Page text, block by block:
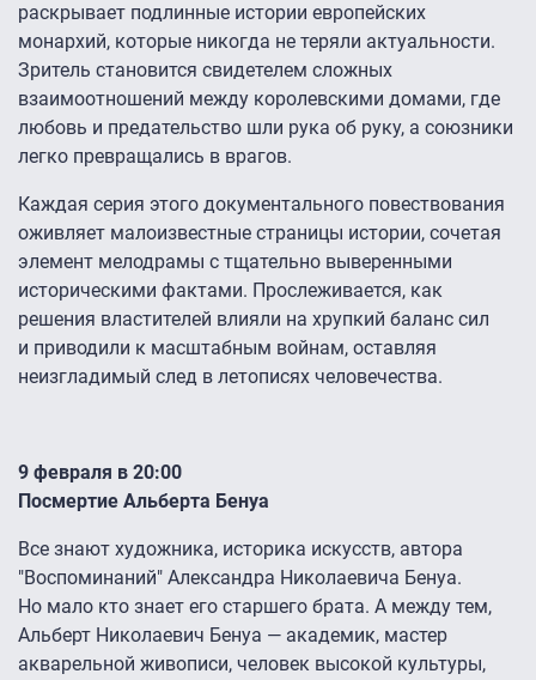
раскрывает подлинные истории европейских
монархий, которые никогда не теряли актуальности.
Зритель становится свидетелем сложных
взаимоотношений между королевскими домами, где
любовь и предательство шли рука об руку, а союзники
легко превращались в врагов.
Каждая серия этого документального повествования
оживляет малоизвестные страницы истории, сочетая
элемент мелодрамы с тщательно выверенными
историческими фактами. Прослеживается, как
решения властителей влияли на хрупкий баланс сил
и приводили к масштабным войнам, оставляя
неизгладимый след в летописях человечества.
9 февраля в 20:00
Посмертие Альберта Бенуа
Все знают художника, историка искусств, автора
"Воспоминаний" Александра Николаевича Бенуа.
Но мало кто знает его старшего брата. А между тем,
Альберт Николаевич Бенуа — академик, мастер
акварельной живописи, человек высокой культуры,